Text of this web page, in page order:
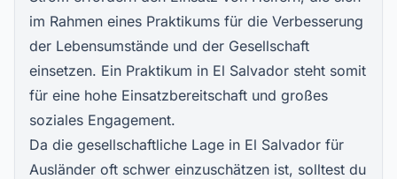
im Rahmen eines Praktikums für die Verbesserung
der Lebensumstände und der Gesellschaft
einsetzen. Ein Praktikum in El Salvador steht somit
für eine hohe Einsatzbereitschaft und großes
soziales Engagement.
Da die gesellschaftliche Lage in El Salvador für
Ausländer oft schwer einzuschätzen ist, solltest du